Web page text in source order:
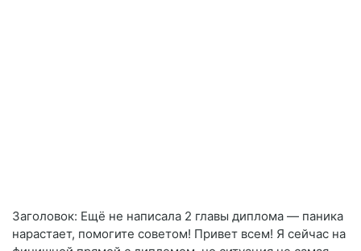
Заголовок: Ещё не написала 2 главы диплома — паника
нарастает, помогите советом! Привет всем! Я сейчас на